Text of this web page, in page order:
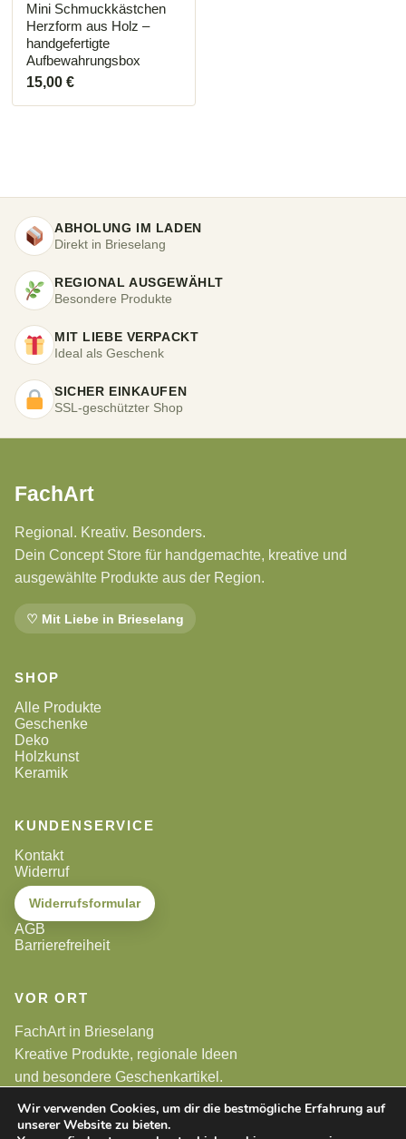
Mini Schmuckkästchen
Herzform aus Holz –
handgefertigte
Aufbewahrungsbox
15,00 €
ABHOLUNG IM LADEN
Direkt in Brieselang
REGIONAL AUSGEWÄHLT
Besondere Produkte
MIT LIEBE VERPACKT
Ideal als Geschenk
SICHER EINKAUFEN
SSL-geschützter Shop
FachArt
Regional. Kreativ. Besonders.
Dein Concept Store für handgemachte, kreative und
ausgewählte Produkte aus der Region.
♡ Mit Liebe in Brieselang
SHOP
Alle Produkte
Geschenke
Deko
Holzkunst
Keramik
KUNDENSERVICE
Kontakt
Widerruf
Widerrufsformular
AGB
Barrierefreiheit
VOR ORT
FachArt in Brieselang
Kreative Produkte, regionale Ideen
und besondere Geschenkartikel.
Alle Preise sind Endpreise. Gemäß §19 UStG wird keine
Wir verwenden Cookies, um dir die bestmögliche Erfahrung auf
unserer Website zu bieten.